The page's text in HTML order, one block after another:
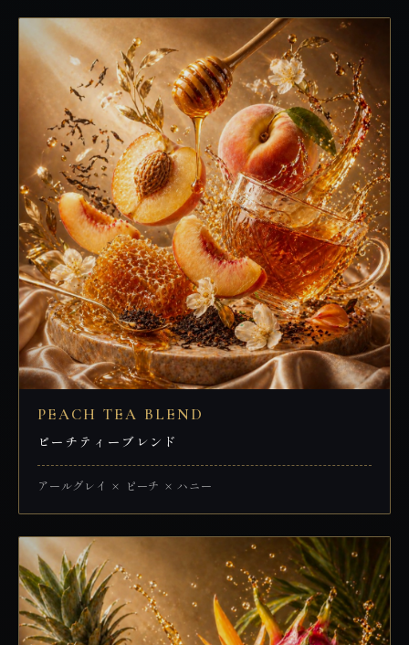
PEACH TEA BLEND
ピーチティーブレンド
アールグレイ × ピーチ × ハニー